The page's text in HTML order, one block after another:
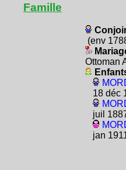
Famille
(env
Ottoman
18 déc
juil
jan